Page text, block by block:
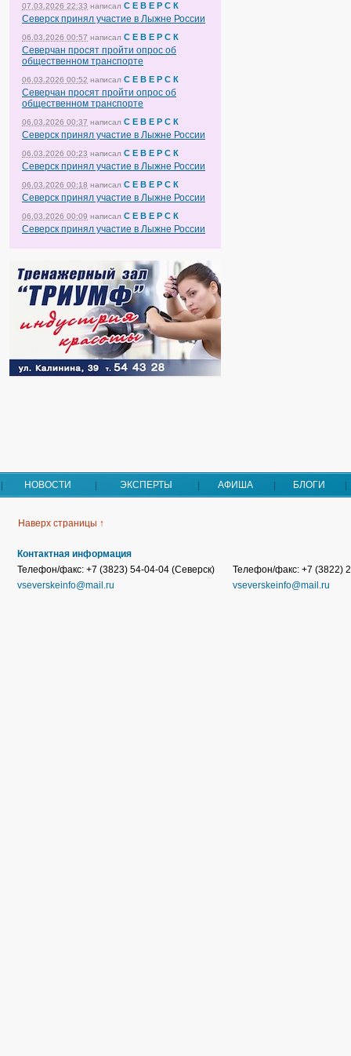
07.03.2026 22:33 написал С Е В Е Р С К
Северск принял участие в Лыжне России
06.03.2026 00:57 написал С Е В Е Р С К
Северчан просят пройти опрос об
общественном транспорте
06.03.2026 00:52 написал С Е В Е Р С К
Северчан просят пройти опрос об
общественном транспорте
06.03.2026 00:37 написал С Е В Е Р С К
Северск принял участие в Лыжне России
06.03.2026 00:23 написал С Е В Е Р С К
Северск принял участие в Лыжне России
06.03.2026 00:18 написал С Е В Е Р С К
Северск принял участие в Лыжне России
06.03.2026 00:09 написал С Е В Е Р С К
Северск принял участие в Лыжне России
НОВОСТИ ЭКСПЕРТЫ АФИША БЛОГИ
Наверх страницы ↑
Контактная информация
Телефон/факс: +7 (3823) 54-04-04 (Северск)
vseverskeinfo@mail.ru
Телефон/факс: +7 (3822)
vseverskeinfo@mail.ru